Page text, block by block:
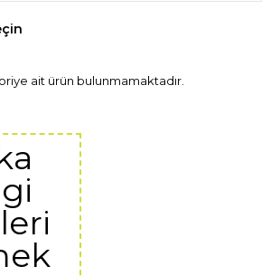
ait ürün bulunmamaktadır.